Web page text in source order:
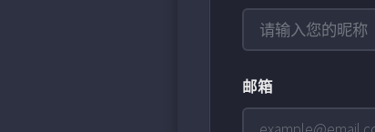
邮箱